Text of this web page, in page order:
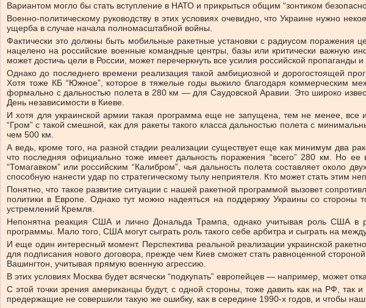
Вариантом могло бы стать вступление в НАТО и прикрыться общим “зонтиком
Военно-политическому руководству в этих условиях очевидно, что Украине нужно
ущерба в случае начала полномасштабной войны.
Фактически это должны быть мобильные ракетные установки с радиусом
нацелено на российские военные командные центры, базы или критически важную
может достичь цели в России, может перечеркнуть все усилия российской пропаганды
Однако до последнего времени реализация такой амбициозной и дорогостоящей
Хотя тоже КБ “Южное”, которое в тяжелые годы выжило благодаря коммерческим
формально с дальностью полета в 280 км — для Саудовской Аравии. Это широко
День независимости в Киеве.
И хотя для украинской армии такая программа еще не запущена, тем не менее, все
“Гром” с такой смешной, как для ракеты такого класса дальностью полета с
чем 500 км.
А ведь, кроме того, на разной стадии реализации существует еще как минимум два
что последняя официально тоже имеет дальность поражения “всего” 280 км. Но
“Томагавком” или российским “Калибром”, чья дальность полета составляет около
способную нанести удар по стратегическому тылу неприятеля. Кто может стать этим
Понятно, что такое развитие ситуации с нашей ракетной программой вызовет
политики в Европе. Однако тут можно надеяться на поддержку Украины со
устремлений Кремля.
Непонятна реакция США и лично Дональда Трампа, однако учитывая роль США в
программы. Мало того, США могут сыграть роль такого себе арбитра и сыграть на
И еще один интересный момент. Перспектива реальной реализации украинской
для подписания нового договора, прежде чем Киев сможет стать равноценной
Вашингтон, учитывая прямую военную агрессию.
В этих условиях Москва будет всячески “подкупать” европейцев — например, может
С этой точки зрения американцы будут, с одной стороны, тоже давить как на РФ,
предержащие не совершили такую же ошибку, как в середине 1990-х годов, и чтобы